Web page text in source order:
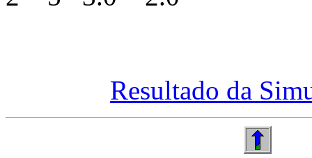
Resultado da